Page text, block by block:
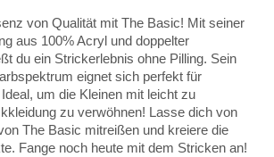
von Qualität mit The Basic! Mit seiner
aus 100% Acryl und doppelter
du ein Strickerlebnis ohne Pilling. Sein
eignet sich perfekt für
um die Kleinen mit leicht zu
zu verwöhnen! Lasse dich von
The Basic mitreißen und kreiere die
Fange noch heute mit dem Stricken an!